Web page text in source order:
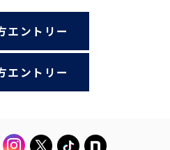
エントリー
エントリー